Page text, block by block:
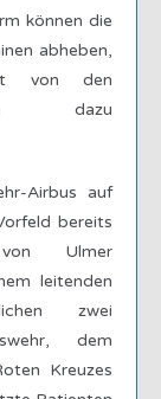
können die
abheben,
von den
die dazu
Airbus auf
bereits
Ulmer
leitenden
zwei
dem
Kreuzes